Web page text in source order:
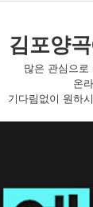
김포양
많은 관심으로
온
기다림없이 원하